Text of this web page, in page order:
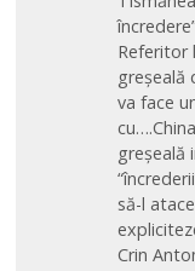
Referitor
greșeală
va face
greșeală
să-l
Crin